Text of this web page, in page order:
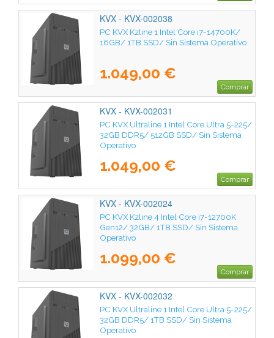
KVX - KVX-002038
PC KVX Kzline 1 Intel Core i7-14700K/
16GB/ 1TB SSD/ Sin Sistema Operativo
1.049,00 €
Comprar
KVX - KVX-002031
PC KVX Ultraline 1 Intel Core Ultra 5-225/
32GB DDR5/ 512GB SSD/ Sin Sistema
Operativo
1.049,00 €
Comprar
KVX - KVX-002024
PC KVX Kzline 4 Intel Core i7-12700K
Gen12/ 32GB/ 1TB SSD/ Sin Sistema
Operativo
1.099,00 €
Comprar
KVX - KVX-002032
PC KVX Ultraline 1 Intel Core Ultra 5-225/
32GB DDR5/ 1TB SSD/ Sin Sistema
Operativo